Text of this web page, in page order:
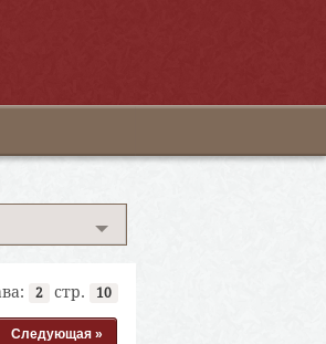
2 стр. 10
Следующая »